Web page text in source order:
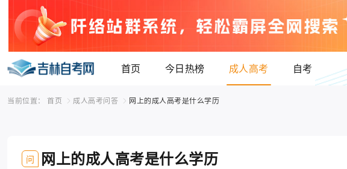
首页 今日热榜 成人高考 自考
当前位置： 首页 成人高考问答 网上的成人高考是什么学历
问 网上的成人高考是什么学历